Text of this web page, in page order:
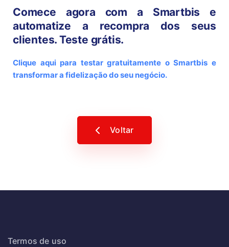
Comece agora com a Smartbis e
automatize a recompra dos seus
clientes. Teste grátis.
Clique aqui para testar gratuitamente o Smartbis e
transformar a fidelização do seu negócio.
Voltar
Termos de uso